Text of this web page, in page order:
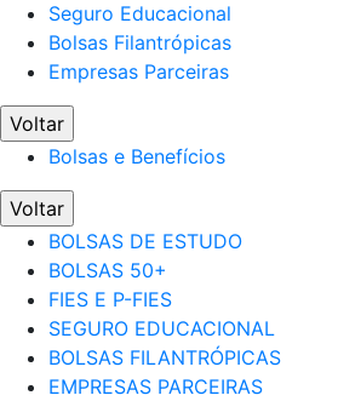
Seguro Educacional
Bolsas Filantrópicas
Empresas Parceiras
Voltar
Bolsas e Benefícios
Voltar
BOLSAS DE ESTUDO
BOLSAS 50+
FIES E P-FIES
SEGURO EDUCACIONAL
BOLSAS FILANTRÓPICAS
EMPRESAS PARCEIRAS